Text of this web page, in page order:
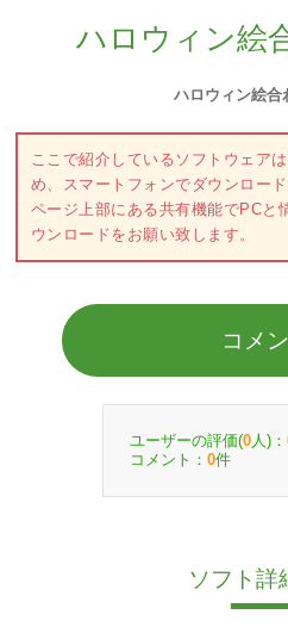
ハロウィン絵
ハロウィン絵合
ここで紹介しているソフトウェア
め、スマートフォンでダウンロー
ページ上部にある共有機能でPCと
ウンロードをお願い致します。
コメ
ユーザーの評価(0 人)：
コメント： 0件
ソフト詳